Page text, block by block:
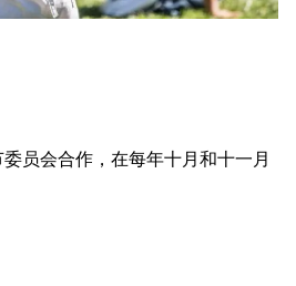
员会合作，在每年十月和十一月